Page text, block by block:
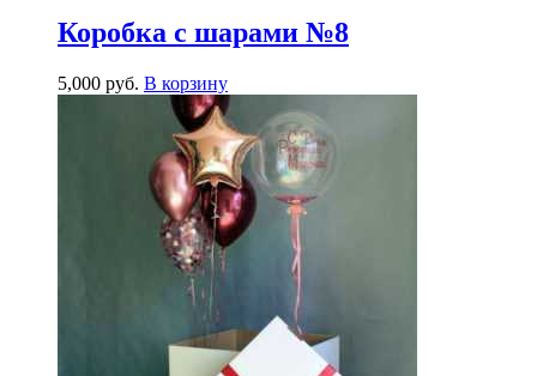
Коробка с шарами №8
5,000 руб. В корзину